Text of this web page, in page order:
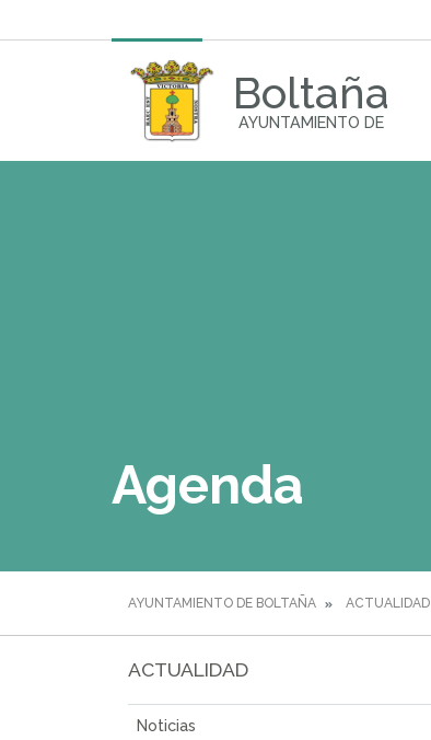
Boltaña
AYUNTAMIENTO DE
Agenda
AYUNTAMIENTO DE BOLTAÑA ACTUALIDAD
ACTUALIDAD
Noticias